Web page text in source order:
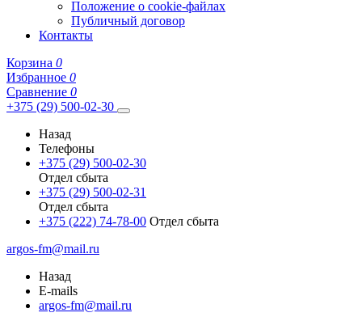
Положение о cookie-файлах
Публичный договор
Контакты
Корзина 0
Избранное 0
Сравнение 0
+375 (29) 500-02-30
Назад
Телефоны
+375 (29) 500-02-30
Отдел сбыта
+375 (29) 500-02-31
Отдел сбыта
+375 (222) 74-78-00 Отдел сбыта
argos-fm@mail.ru
Назад
E-mails
argos-fm@mail.ru